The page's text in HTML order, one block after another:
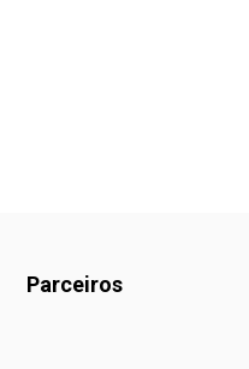
Parceiros